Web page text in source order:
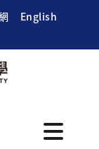
English